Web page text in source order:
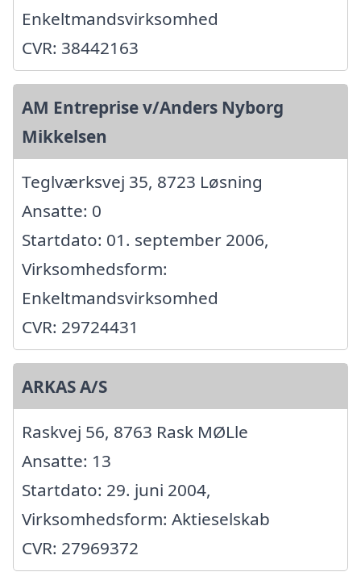
Enkeltmandsvirksomhed
CVR: 38442163
AM Entreprise v/Anders Nyborg
Mikkelsen
Teglværksvej 35, 8723 Løsning
Ansatte: 0
Startdato: 01. september 2006,
Virksomhedsform:
Enkeltmandsvirksomhed
CVR: 29724431
ARKAS A/S
Raskvej 56, 8763 Rask MØLle
Ansatte: 13
Startdato: 29. juni 2004,
Virksomhedsform: Aktieselskab
CVR: 27969372